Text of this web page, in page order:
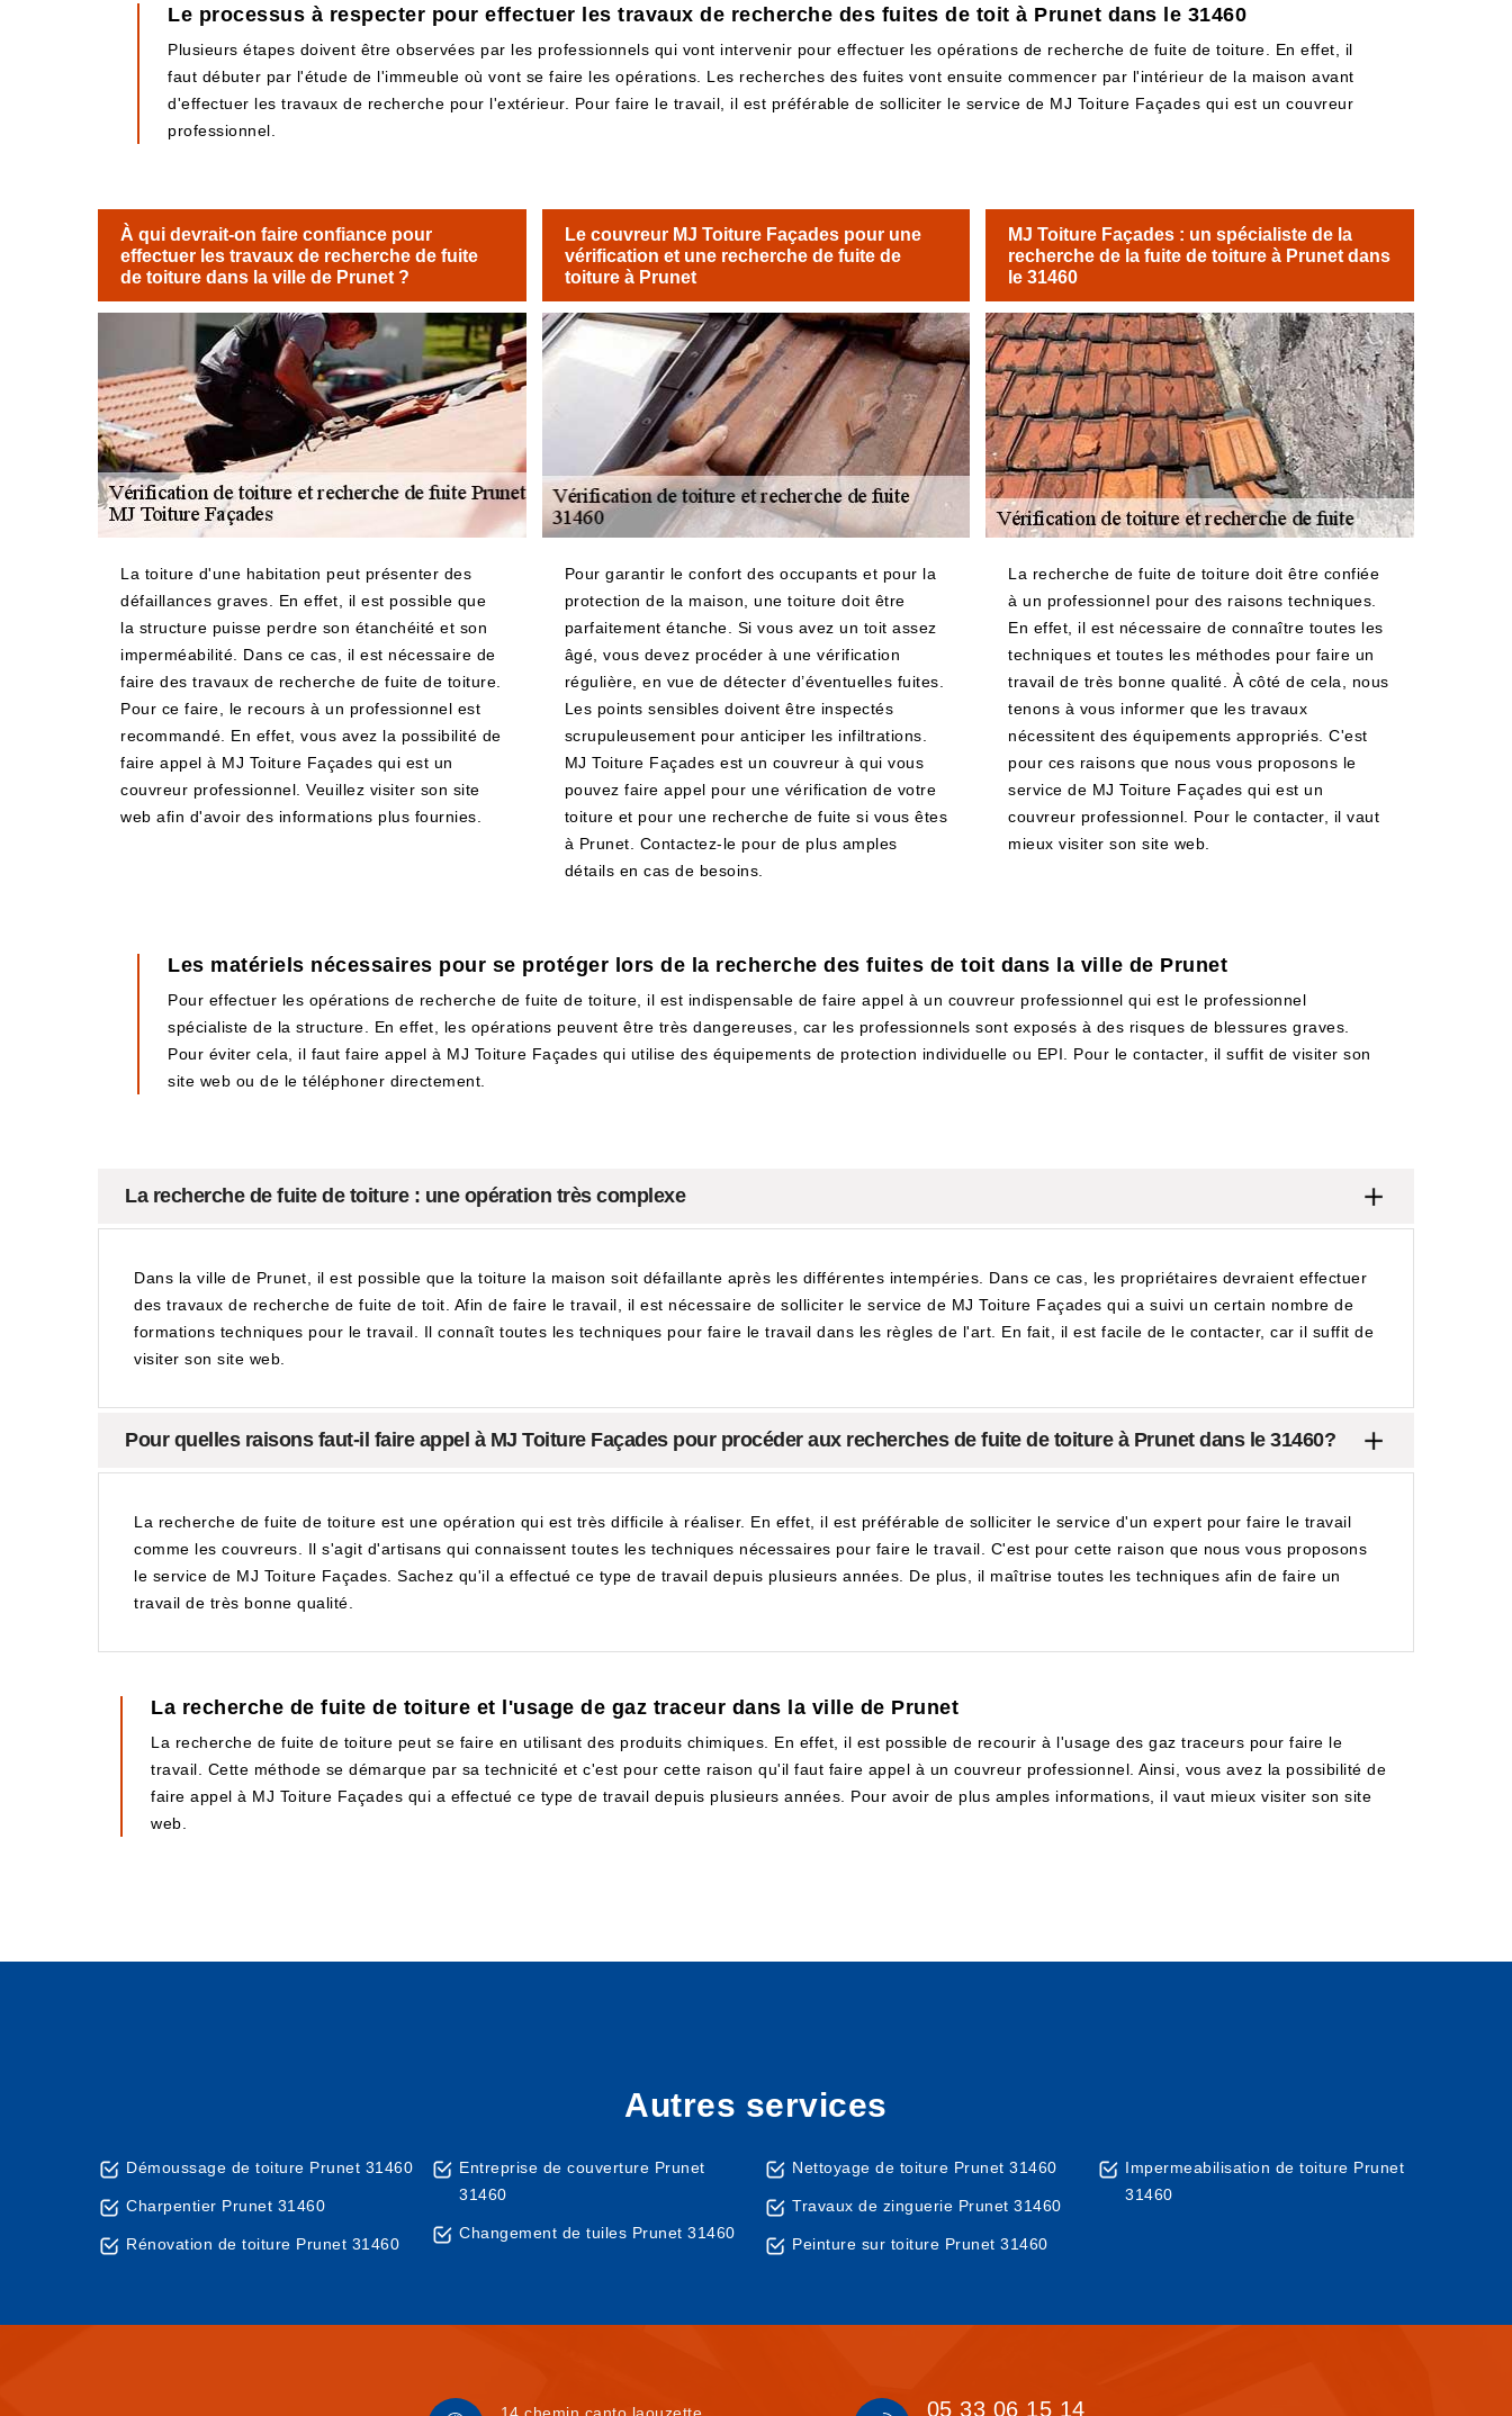
Le processus à respecter pour effectuer les travaux de recherche des fuites de toit à Prunet dans le 31460
Plusieurs étapes doivent être observées par les professionnels qui vont intervenir pour effectuer les opérations de recherche de fuite de toiture. En effet, il
faut débuter par l'étude de l'immeuble où vont se faire les opérations. Les recherches des fuites vont ensuite commencer par l'intérieur de la maison avant
d'effectuer les travaux de recherche pour l'extérieur. Pour faire le travail, il est préférable de solliciter le service de MJ Toiture Façades qui est un couvreur
professionnel.
À qui devrait-on faire confiance pour
effectuer les travaux de recherche de fuite
de toiture dans la ville de Prunet ?
La toiture d'une habitation peut présenter des
défaillances graves. En effet, il est possible que
la structure puisse perdre son étanchéité et son
imperméabilité. Dans ce cas, il est nécessaire de
faire des travaux de recherche de fuite de toiture.
Pour ce faire, le recours à un professionnel est
recommandé. En effet, vous avez la possibilité de
faire appel à MJ Toiture Façades qui est un
couvreur professionnel. Veuillez visiter son site
web afin d'avoir des informations plus fournies.
Le couvreur MJ Toiture Façades pour une
vérification et une recherche de fuite de
toiture à Prunet
Pour garantir le confort des occupants et pour la
protection de la maison, une toiture doit être
parfaitement étanche. Si vous avez un toit assez
âgé, vous devez procéder à une vérification
régulière, en vue de détecter d’éventuelles fuites.
Les points sensibles doivent être inspectés
scrupuleusement pour anticiper les infiltrations.
MJ Toiture Façades est un couvreur à qui vous
pouvez faire appel pour une vérification de votre
toiture et pour une recherche de fuite si vous êtes
à Prunet. Contactez-le pour de plus amples
détails en cas de besoins.
MJ Toiture Façades : un spécialiste de la
recherche de la fuite de toiture à Prunet dans
le 31460
La recherche de fuite de toiture doit être confiée
à un professionnel pour des raisons techniques.
En effet, il est nécessaire de connaître toutes les
techniques et toutes les méthodes pour faire un
travail de très bonne qualité. À côté de cela, nous
tenons à vous informer que les travaux
nécessitent des équipements appropriés. C'est
pour ces raisons que nous vous proposons le
service de MJ Toiture Façades qui est un
couvreur professionnel. Pour le contacter, il vaut
mieux visiter son site web.
Les matériels nécessaires pour se protéger lors de la recherche des fuites de toit dans la ville de Prunet
Pour effectuer les opérations de recherche de fuite de toiture, il est indispensable de faire appel à un couvreur professionnel qui est le professionnel
spécialiste de la structure. En effet, les opérations peuvent être très dangereuses, car les professionnels sont exposés à des risques de blessures graves.
Pour éviter cela, il faut faire appel à MJ Toiture Façades qui utilise des équipements de protection individuelle ou EPI. Pour le contacter, il suffit de visiter son
site web ou de le téléphoner directement.
La recherche de fuite de toiture : une opération très complexe
Dans la ville de Prunet, il est possible que la toiture la maison soit défaillante après les différentes intempéries. Dans ce cas, les propriétaires devraient effectuer
des travaux de recherche de fuite de toit. Afin de faire le travail, il est nécessaire de solliciter le service de MJ Toiture Façades qui a suivi un certain nombre de
formations techniques pour le travail. Il connaît toutes les techniques pour faire le travail dans les règles de l'art. En fait, il est facile de le contacter, car il suffit de
visiter son site web.
Pour quelles raisons faut-il faire appel à MJ Toiture Façades pour procéder aux recherches de fuite de toiture à Prunet dans le 31460?
La recherche de fuite de toiture est une opération qui est très difficile à réaliser. En effet, il est préférable de solliciter le service d'un expert pour faire le travail
comme les couvreurs. Il s'agit d'artisans qui connaissent toutes les techniques nécessaires pour faire le travail. C'est pour cette raison que nous vous proposons
le service de MJ Toiture Façades. Sachez qu'il a effectué ce type de travail depuis plusieurs années. De plus, il maîtrise toutes les techniques afin de faire un
travail de très bonne qualité.
La recherche de fuite de toiture et l'usage de gaz traceur dans la ville de Prunet
La recherche de fuite de toiture peut se faire en utilisant des produits chimiques. En effet, il est possible de recourir à l'usage des gaz traceurs pour faire le
travail. Cette méthode se démarque par sa technicité et c'est pour cette raison qu'il faut faire appel à un couvreur professionnel. Ainsi, vous avez la possibilité de
faire appel à MJ Toiture Façades qui a effectué ce type de travail depuis plusieurs années. Pour avoir de plus amples informations, il vaut mieux visiter son site
web.
Autres services
Démoussage de toiture Prunet 31460
Charpentier Prunet 31460
Rénovation de toiture Prunet 31460
Entreprise de couverture Prunet
31460
Changement de tuiles Prunet 31460
Nettoyage de toiture Prunet 31460
Travaux de zinguerie Prunet 31460
Peinture sur toiture Prunet 31460
Impermeabilisation de toiture Prunet
31460
05 33 06 15 14